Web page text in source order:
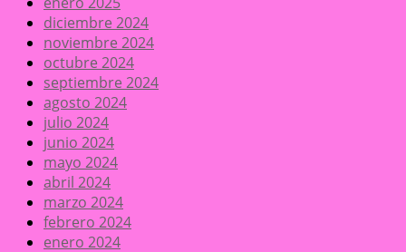
diciembre 2024
noviembre 2024
octubre 2024
septiembre 2024
agosto 2024
julio 2024
junio 2024
mayo 2024
abril 2024
marzo 2024
febrero 2024
enero 2024